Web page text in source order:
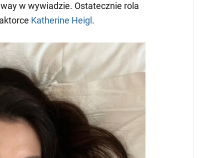
w wywiadzie. Ostatecznie rola
Katherine Heigl .